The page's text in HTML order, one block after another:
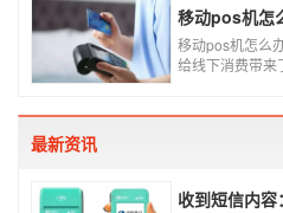
和大家说说为什
竟是什么原因呢
移动pos机怎
移动pos机怎么
给线下消费带来
最新资讯